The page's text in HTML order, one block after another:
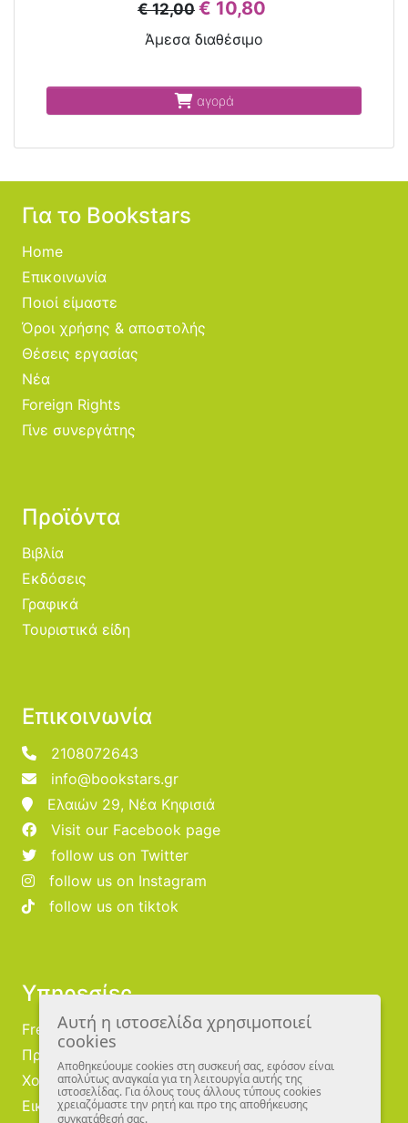
€ 12,00 € 10,80
Άμεσα διαθέσιμο
αγορά
Για το Bookstars
Home
Επικοινωνία
Ποιοί είμαστε
Όροι χρήσης & αποστολής
Θέσεις εργασίας
Νέα
Foreign Rights
Γίνε συνεργάτης
Προϊόντα
Βιβλία
Εκδόσεις
Γραφικά
Τουριστικά είδη
Επικοινωνία
2108072643
info@bookstars.gr
Ελαιών 29, Νέα Κηφισιά
Visit our Facebook page
follow us on Twitter
follow us on Instagram
follow us on tiktok
Υπηρεσίες
Free Publishing
Προμηθευτές
Χονδρική
Εικονογράφοι
Αυτή η ιστοσελίδα χρησιμοποιεί
cookies
Αποθηκεύουμε cookies στη συσκευή σας, εφόσον είναι
απολύτως αναγκαία για τη λειτουργία αυτής της
ιστοσελίδας. Για όλους τους άλλους τύπους cookies
χρειαζόμαστε την ρητή και προ της αποθήκευσης
συγκατάθεσή σας.